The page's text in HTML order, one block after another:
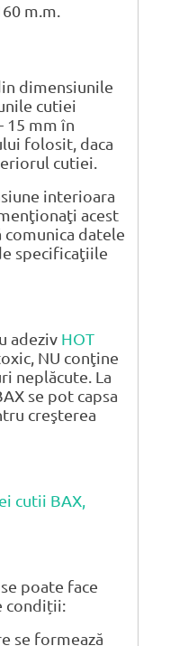
m.m.
dimensiunile
cutiei
15 mm în
folosit, daca
cutiei.
interioara
acest
comunica datele
specificaţiile
adeziv HOT
NU conţine
neplăcute. La
se pot capsa
creşterea
cutii BAX,
poate face
condiții:
se formează